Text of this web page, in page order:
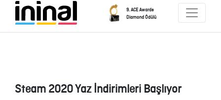
9. ACE Awards
Diamond Ödülü
Steam 2020 Yaz İndirimleri Başlıyor